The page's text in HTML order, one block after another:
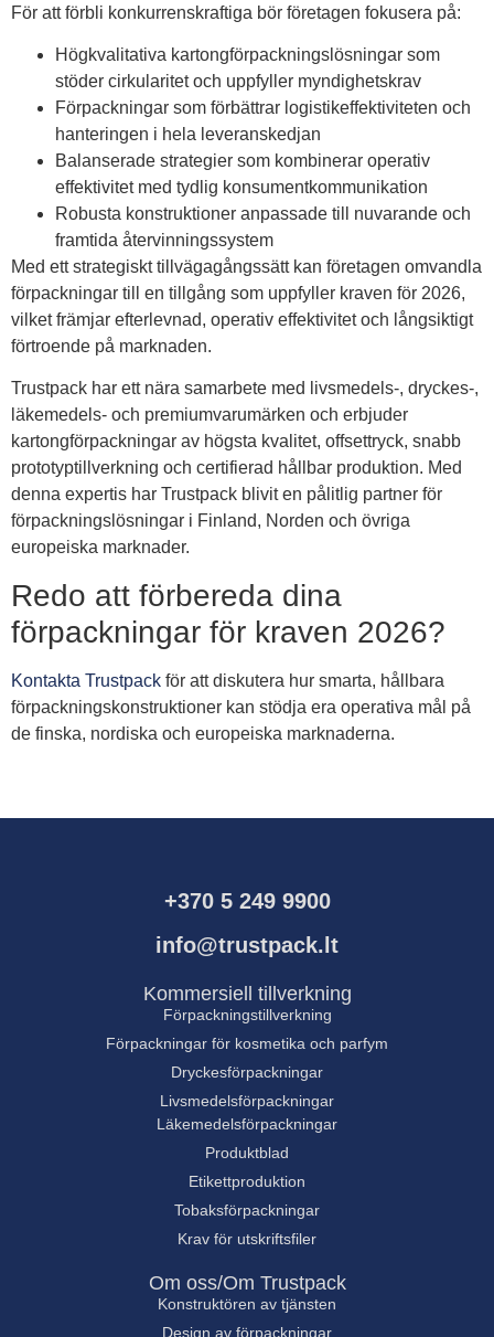
För att förbli konkurrenskraftiga bör företagen fokusera på:
Högkvalitativa kartongförpackningslösningar som
stöder cirkularitet och uppfyller myndighetskrav
Förpackningar som förbättrar logistikeffektiviteten och
hanteringen i hela leveranskedjan
Balanserade strategier som kombinerar operativ
effektivitet med tydlig konsumentkommunikation
Robusta konstruktioner anpassade till nuvarande och
framtida återvinningssystem
Med ett strategiskt tillvägagångssätt kan företagen omvandla
förpackningar till en tillgång som uppfyller kraven för 2026,
vilket främjar efterlevnad, operativ effektivitet och långsiktigt
förtroende på marknaden.
Trustpack har ett nära samarbete med livsmedels-, dryckes-,
läkemedels- och premiumvarumärken och erbjuder
kartongförpackningar av högsta kvalitet, offsettryck, snabb
prototyptillverkning och certifierad hållbar produktion. Med
denna expertis har Trustpack blivit en pålitlig partner för
förpackningslösningar i Finland, Norden och övriga
europeiska marknader.
Redo att förbereda dina
förpackningar för kraven 2026?
Kontakta Trustpack för att diskutera hur smarta, hållbara
förpackningskonstruktioner kan stödja era operativa mål på
de finska, nordiska och europeiska marknaderna.
+370 5 249 9900
info@trustpack.lt
Kommersiell tillverkning
Förpackningstillverkning
Förpackningar för kosmetika och parfym
Dryckesförpackningar
Livsmedelsförpackningar
Läkemedelsförpackningar
Produktblad
Etikettproduktion
Tobaksförpackningar
Krav för utskriftsfiler
Om oss/Om Trustpack
Konstruktören av tjänsten
Design av förpackningar